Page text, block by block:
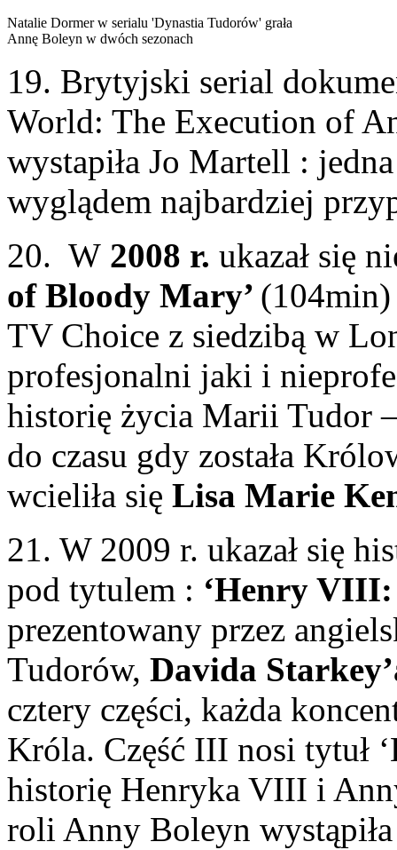
Natalie Dormer w serialu 'Dynastia Tudorów' grała
Annę Boleyn w dwóch sezonach
19. Brytyjski serial
World: The Execution of
wystapiła Jo Martell :
wyglądem najbardziej
20. W 2008 r. ukazał się
of Bloody Mary’ (104min)
TV Choice z siedzibą w
profesjonalni jaki i
historię życia Marii Tudor
do czasu gdy została
wcieliła się Lisa Marie
21. W 2009 r. ukazał się
pod tytulem : ‘Henry
prezentowany przez
Tudorów, Davida
cztery części, każda
Króla. Część III nosi tytuł
historię Henryka VIII i
roli Anny Boleyn